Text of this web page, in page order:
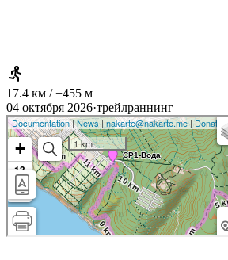
17.4 км / +455 м
04 октября 2026·трейлраннинг